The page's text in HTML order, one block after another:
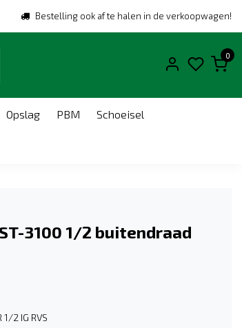
Bestelling ook af te halen in de verkoopwagen!
0
Opslag PBM Schoeisel
3100 1/2 buitendraad
2 IG RVS